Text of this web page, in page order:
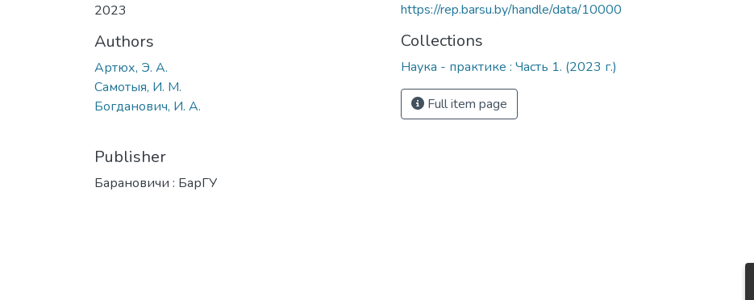
2023
Authors
Артюх, Э. А.
Самотыя, И. М.
Богданович, И. А.
Publisher
Барановичи : БарГУ
https://rep.barsu.by/handle/data/10000
Collections
Наука - практике : Часть 1. (2023 г.)
Full item page